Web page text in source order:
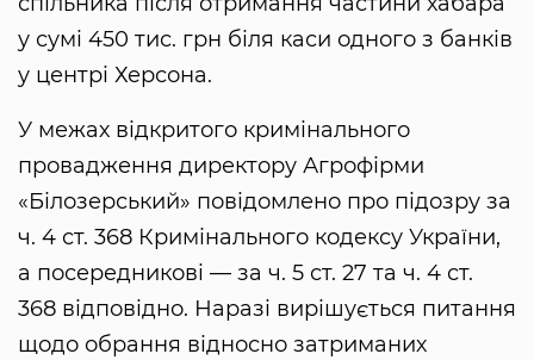
у сумі 450 тис. грн біля каси одного з банків
у центрі Херсона.
У межах відкритого кримінального
провадження директору Агрофірми
«Білозерський» повідомлено про підозру за
ч. 4 ст. 368 Кримінального кодексу України,
а посередникові — за ч. 5 ст. 27 та ч. 4 ст.
368 відповідно. Наразі вирішується питання
щодо обрання відносно затриманих